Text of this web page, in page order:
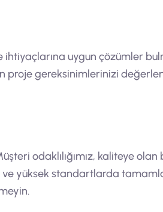
uygun çözümler
proje gereksinimlerinizi
odaklılığımız, kaliteye olan
ve yüksek standartlarda